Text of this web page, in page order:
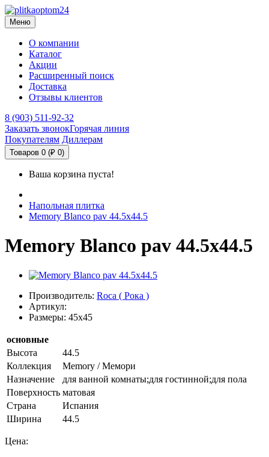
Меню
О компании
Каталог
Акции
Расширенный поиск
Доставка
Отзывы клиентов
8 (903) 511-92-32
Заказать звонокГорячая линия
Покупателям Диллерам
Товаров 0 (₽ 0)
Ваша корзина пуста!
Напольная плитка
Memory Blanco pav 44.5х44.5
Memory Blanco pav 44.5х44.5
Производитель: Roca ( Рока )
Артикул:
Размеры: 45x45
основные
Высота
44.5
Коллекция
Memory / Мемори
Назначение
для ванной комнаты;для гостинной;для пола
Поверхность матовая
Страна
Испания
Ширина
44.5
Цена: